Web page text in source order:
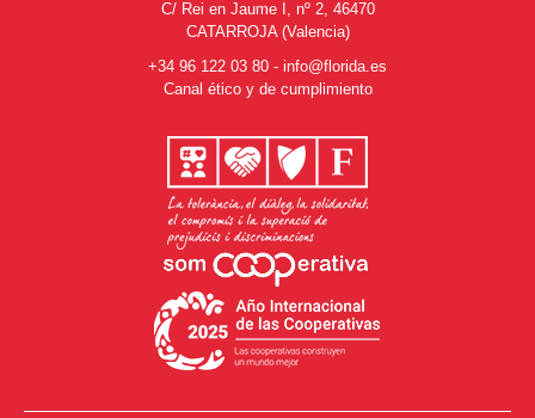
C/ Rei en Jaume I, nº 2, 46470
CATARROJA (Valencia)
+34 96 122 03 80 - info@florida.es
Canal ético y de cumplimiento